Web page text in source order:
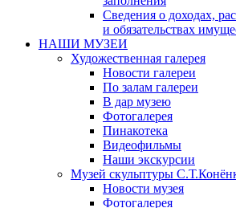
Сведения о доходах,
и обязательствах
НАШИ МУЗЕИ
Художественная галерея
Новости галереи
По залам галереи
В дар музею
Фотогалерея
Пинакотека
Видеофильмы
Наши экскурсии
Музей скульптуры
Новости музея
Фотогалерея